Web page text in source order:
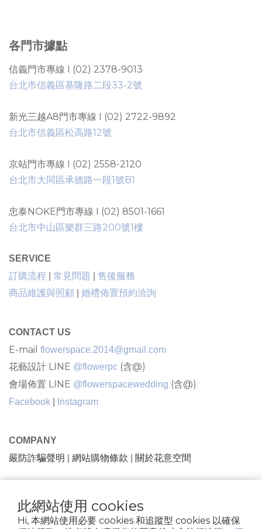
此網站使用 cookies
Hi, 本網站使用必要 cookies 和追蹤型 cookies 以確保
各門市據點
信義門市專線 I (02) 2378-9013
台北市信義區基隆路二段33-2號
新光三越A8門市專線 I (02) 2722-9892
台北市信義區松高路12號
京站門市專線 I (02) 2558-2120
台北市大同區承德路一段1號B1
忠泰NOKE門市專線 I (02) 8501-1661
台北市中山區樂群三路200號1樓
SERVICE
訂購流程
常見問題 售後服務
商品維護與照顧 婚禮佈置預約洽詢
CONTACT US
E-mail flowerspace.2014@gmail.com
花藝設計 LINE @flowerpc (含@)
會場佈置 LINE @flowerspacewedding (含@)
Facebook Instagram
COMPANY
嚴防詐騙聲明 網站購物條款 關於花意空間
花苑 |81734432